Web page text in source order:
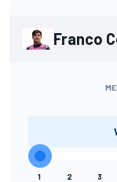
Franco
1 2 3